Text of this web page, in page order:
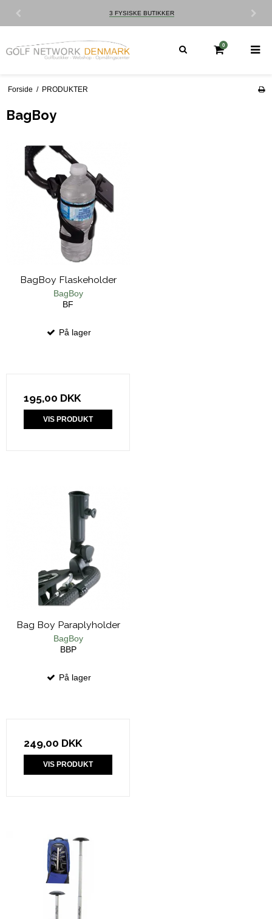
CUSTOM FITTING
0
Forside / PRODUKTER
BagBoy
BagBoy Flaskeholder
BagBoy
BF
På lager
195,00 DKK
VIS PRODUKT
Bag Boy Paraplyholder
BagBoy
BBP
På lager
249,00 DKK
VIS PRODUKT